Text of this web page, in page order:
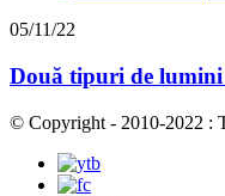
05/11/22
Două tipuri de
© Copyright - 2010-2022 :